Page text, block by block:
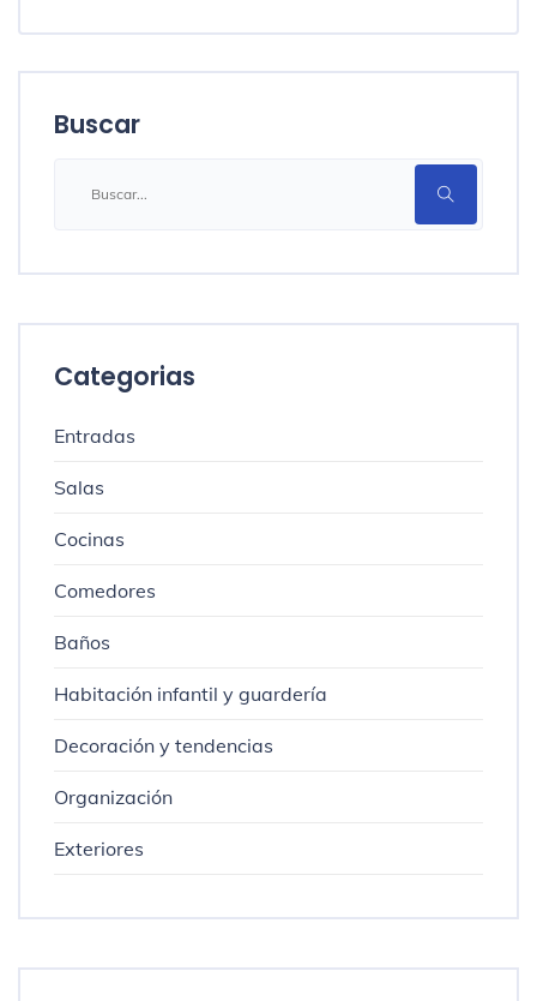
Buscar
Categorias
Entradas
Salas
Cocinas
Comedores
Baños
Habitación infantil y guardería
Decoración y tendencias
Organización
Exteriores